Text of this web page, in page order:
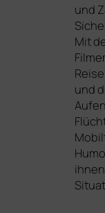
und
Mit
und